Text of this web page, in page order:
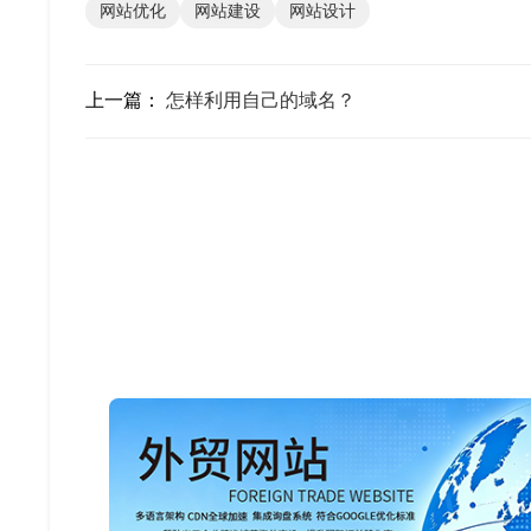
网站优化 网站建设 网站设计
上一篇： 怎样利用自己的域名？